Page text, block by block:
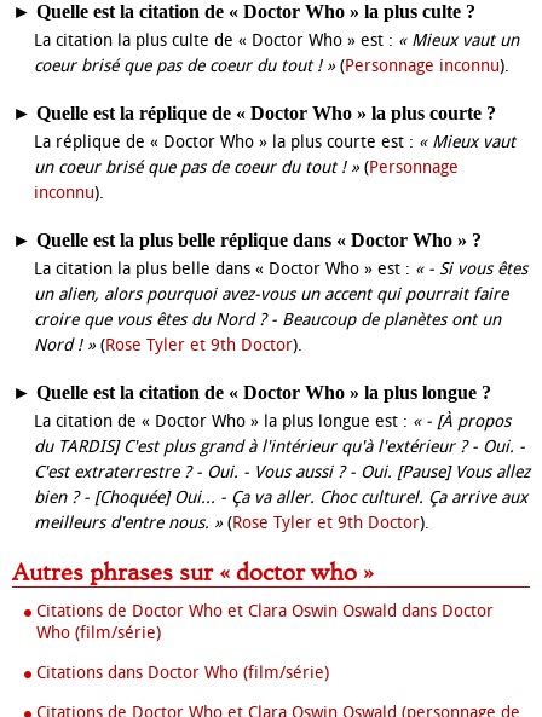
► Quelle est la citation de « Doctor Who » la plus culte ?
La citation la plus culte de « Doctor Who » est : « Mieux vaut un
coeur brisé que pas de coeur du tout ! »(Personnage inconnu).
► Quelle est la réplique de « Doctor Who » la plus courte ?
La réplique de « Doctor Who » la plus courte est : « Mieux vaut
un coeur brisé que pas de coeur du tout ! »(Personnage
inconnu).
► Quelle est la plus belle réplique dans « Doctor Who » ?
La citation la plus belle dans « Doctor Who » est : « - Si vous êtes
un alien, alors pourquoi avez-vous un accent qui pourrait faire
croire que vous êtes du Nord ? - Beaucoup de planètes ont un
Nord ! »(Rose Tyler et 9th Doctor).
► Quelle est la citation de « Doctor Who » la plus longue ?
La citation de « Doctor Who » la plus longue est : « - [À propos
du TARDIS] C'est plus grand à l'intérieur qu'à l'extérieur ? - Oui. -
C'est extraterrestre ? - Oui. - Vous aussi ? - Oui. [Pause] Vous allez
bien ? - [Choquée] Oui... - Ça va aller. Choc culturel. Ça arrive aux
meilleurs d'entre nous. »(Rose Tyler et 9th Doctor).
Autres phrases sur « doctor who »
Citations de Doctor Who et Clara Oswin Oswald dans Doctor
Who (film/série)
Citations dans Doctor Who (film/série)
Citations de Doctor Who et Clara Oswin Oswald (personnage de